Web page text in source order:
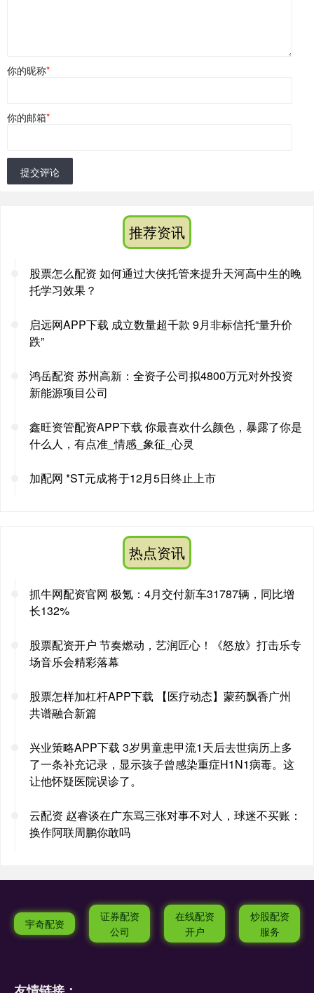
你的昵称*
你的邮箱*
提交评论
推荐资讯
股票怎么配资 如何通过大侠托管来提升天河高中生的晚
托学习效果？
启远网APP下载 成立数量超千款 9月非标信托“量升价
跌”
鸿岳配资 苏州高新：全资子公司拟4800万元对外投资
新能源项目公司
鑫旺资管配资APP下载 你最喜欢什么颜色，暴露了你是
什么人，有点准_情感_象征_心灵
加配网 *ST元成将于12月5日终止上市
热点资讯
抓牛网配资官网 极氪：4月交付新车31787辆，同比增
长132%
股票配资开户 节奏燃动，艺润匠心！《怒放》打击乐专
场音乐会精彩落幕
股票怎样加杠杆APP下载 【医疗动态】蒙药飘香广州
共谱融合新篇
兴业策略APP下载 3岁男童患甲流1天后去世病历上多
了一条补充记录，显示孩子曾感染重症H1N1病毒。这
让他怀疑医院误诊了。
云配资 赵睿谈在广东骂三张对事不对人，球迷不买账：
换作阿联周鹏你敢吗
宇奇配资
证券配资
公司
在线配资
开户
炒股配资
服务